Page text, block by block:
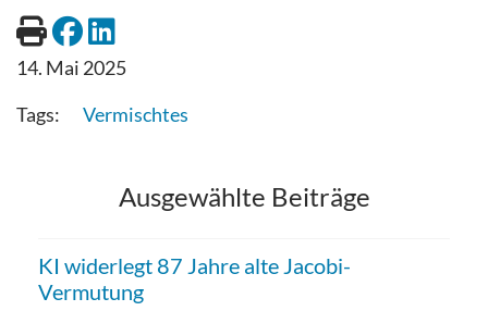
14. Mai 2025
Vermischtes
Ausgewählte Beiträge
KI widerlegt 87 Jahre alte Jacobi-
Vermutung